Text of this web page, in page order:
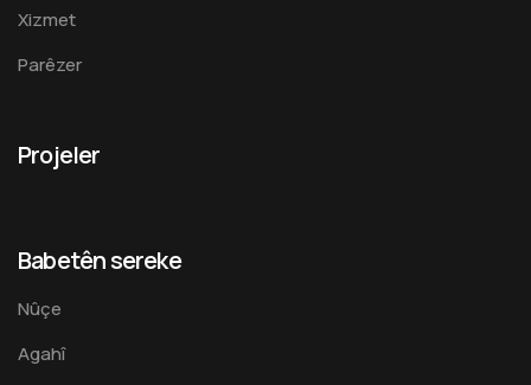
Xizmet
Parêzer
Projeler
Babetên sereke
Nûçe
Agahî